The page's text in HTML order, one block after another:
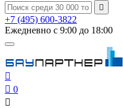

+7 (495) 600-3822
Ежедневно с 9:00 до 18:00

 0
